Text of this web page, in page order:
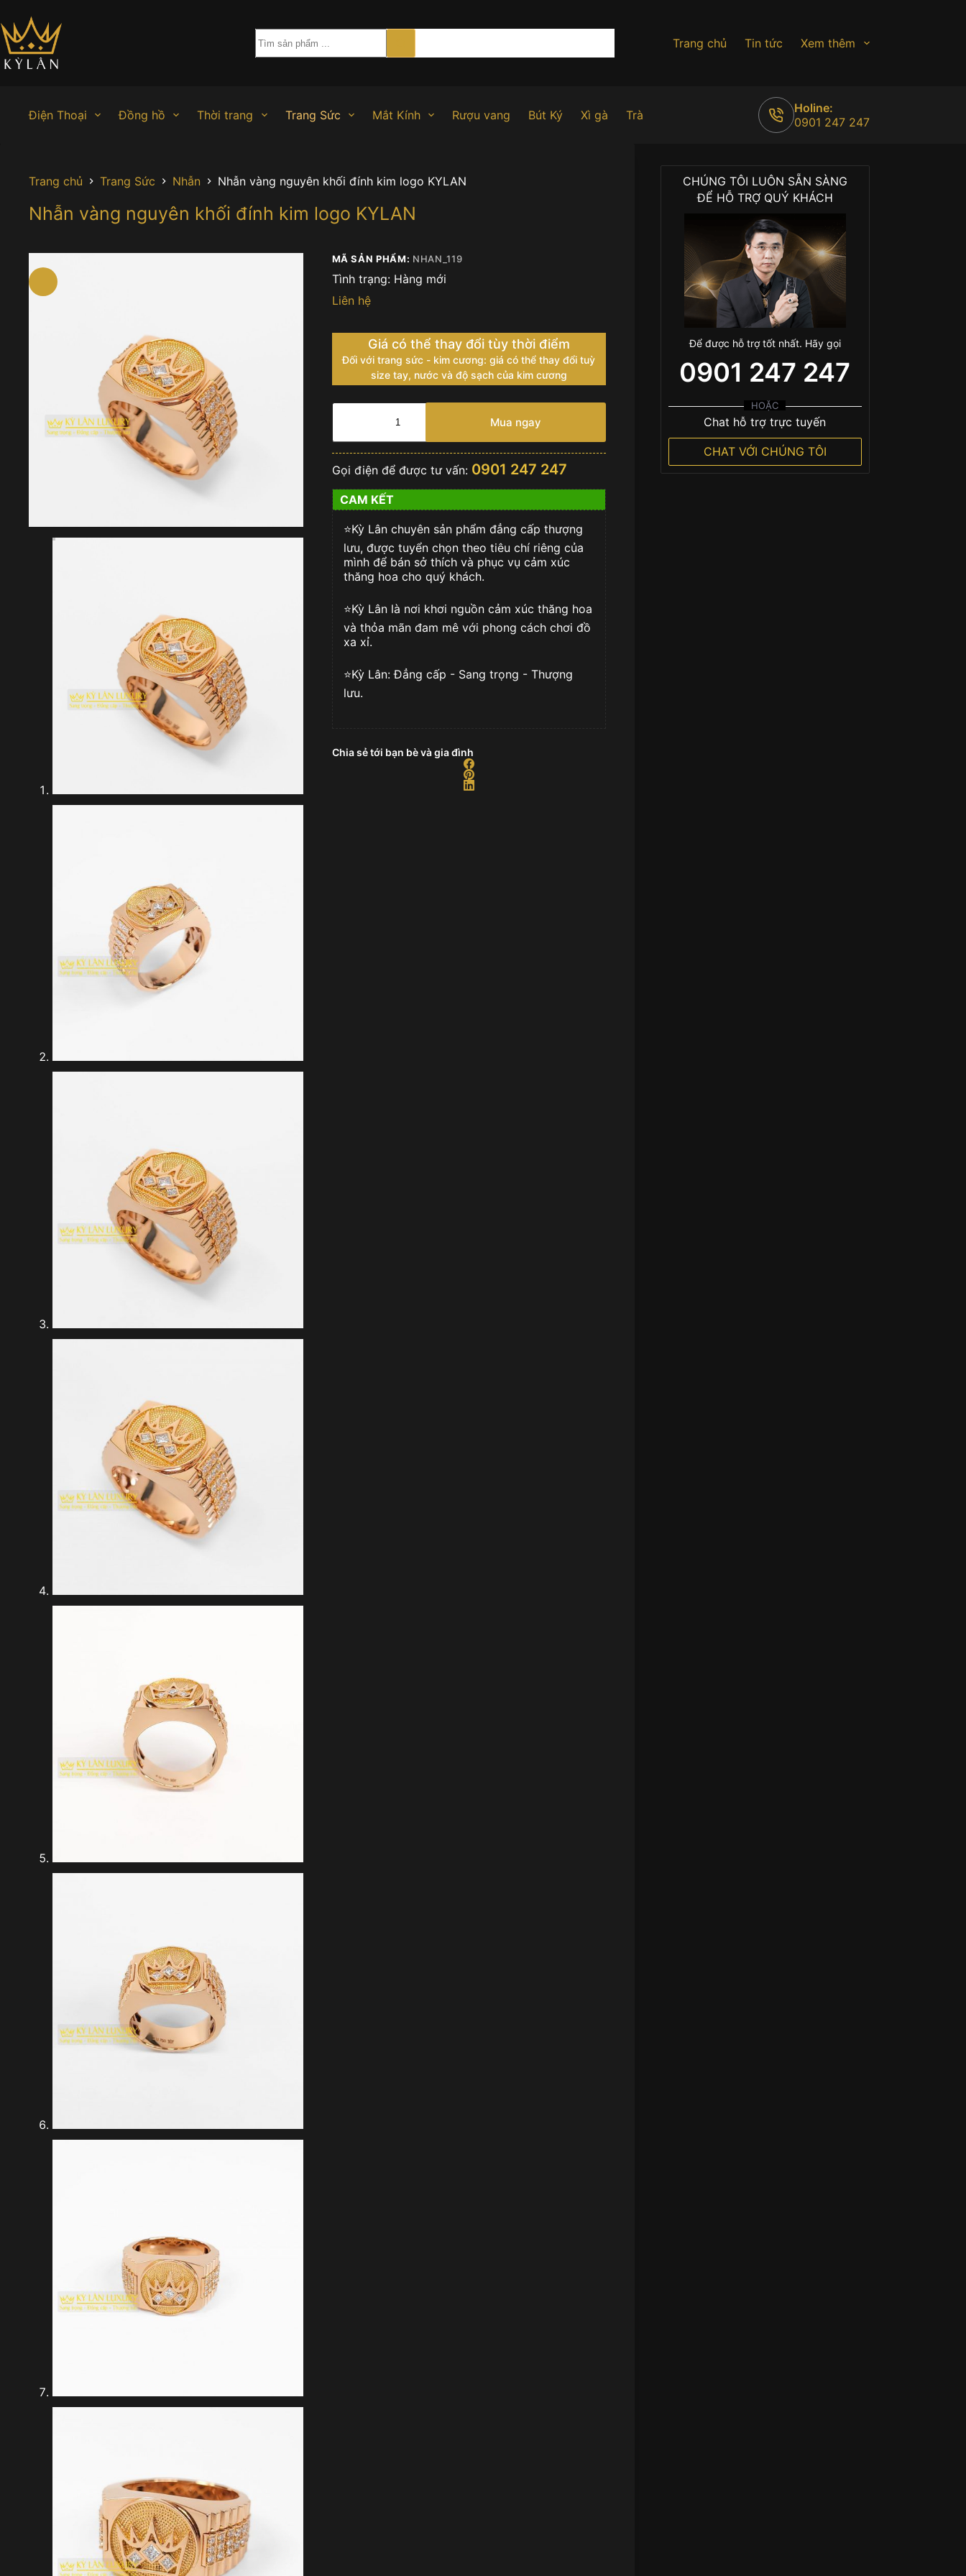
đến
phần
nội
dung
Trang chủ Tin tức Xem thêm
Điện Thoại Đồng hồ Thời trang Trang Sức Mắt Kính Rượu vang Bút Ký Xì gà Trà
Holine:
0901 247 247
Trang chủ Trang Sức Nhẫn Nhẫn vàng nguyên khối đính kim logo KYLAN
Nhẫn vàng nguyên khối đính kim logo KYLAN
MÃ SẢN PHẨM: NHAN_119
Tình trạng: Hàng mới
Liên hệ
Giá có thể thay đổi tùy thời điểm
Đối với trang sức - kim cương: giá có thể thay đổi tuỳ
size tay, nước và độ sạch của kim cương
Nhẫn
đính
kim
logo
KYLAN
lượng
Mua ngay
Gọi điện để được tư vấn: 0901 247 247
CAM KẾT
⭐️Kỳ Lân chuyên sản phẩm đẳng cấp thượng
lưu, được tuyển chọn theo tiêu chí riêng của
mình để bán sở thích và phục vụ cảm xúc
thăng hoa cho quý khách.
⭐️Kỳ Lân là nơi khơi nguồn cảm xúc thăng hoa
và thỏa mãn đam mê với phong cách chơi đồ
xa xỉ.
⭐️Kỳ Lân: Đẳng cấp - Sang trọng - Thượng
lưu.
Chia sẻ tới bạn bè và gia đình
CHÚNG TÔI LUÔN SẴN SÀNG
ĐỂ HỖ TRỢ QUÝ KHÁCH
Để được hỗ trợ tốt nhất. Hãy gọi
0901 247 247
HOẶC
Chat hỗ trợ trực tuyến
CHAT VỚI CHÚNG TÔI